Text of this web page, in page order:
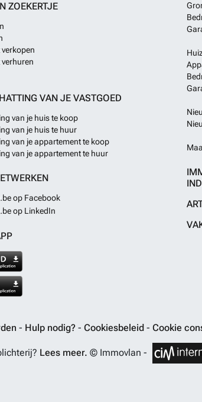
ZOEKERTJE
VAN JE VASTGOED
van je huis te koop
van je huis te huur
van je appartement te koop
van je appartement te huur
op Facebook
op LinkedIn
- Hulp nodig? - Cookiesbeleid - Cookie
Lees meer. © Immovlan -